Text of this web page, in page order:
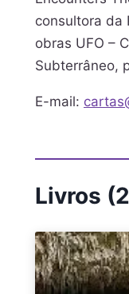
consultora da
obras UFO –
Subterrâneo,
E-mail:
Livros